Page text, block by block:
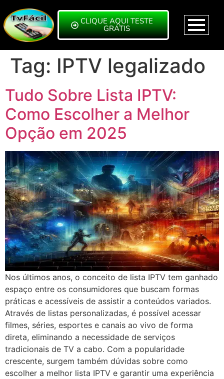
CLIQUE AQUI TESTE
GRÁTIS
Tag: IPTV legalizado
Tudo Sobre Lista IPTV:
Como Escolher a Melhor
Opção em 2025
Nos últimos anos, o conceito de lista IPTV tem ganhado
espaço entre os consumidores que buscam formas
práticas e acessíveis de assistir a conteúdos variados.
Através de listas personalizadas, é possível acessar
filmes, séries, esportes e canais ao vivo de forma
direta, eliminando a necessidade de serviços
tradicionais de TV a cabo. Com a popularidade
crescente, surgem também dúvidas sobre como
escolher a melhor lista IPTV e garantir uma experiência